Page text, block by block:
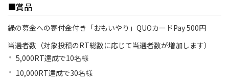
■賞品
緑の募金への寄付金付き「おもいやり」QUOカードPay 500円
当選者数（対象投稿のRT総数に応じて当選者数が増加します）
5,000RT達成で10名様
10,000RT達成で30名様